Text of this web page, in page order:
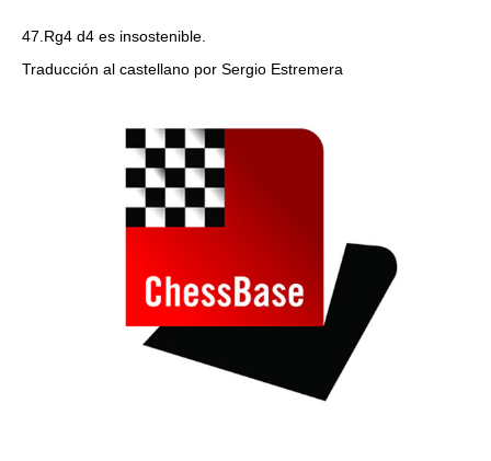
47.Rg4 d4 es insostenible.
Traducción al castellano por Sergio Estremera